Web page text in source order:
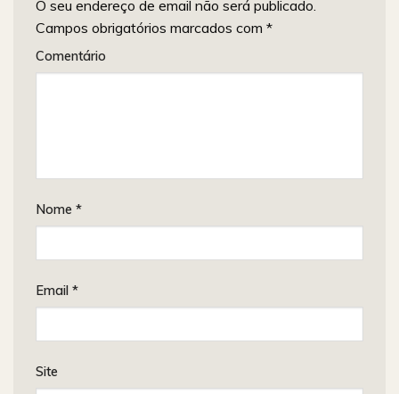
O seu endereço de email não será publicado.
Campos obrigatórios marcados com *
Comentário
Nome *
Email *
Site